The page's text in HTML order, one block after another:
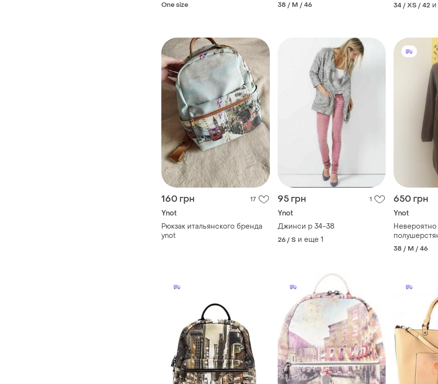
One size 38 / M / 46 34 / XS / 42
160 грн 17
Ynot
Рюкзак итальянского бренда
ynot
95 грн 1
Ynot
Джинси р 34-38
26 / S и еще 1
650 грн
Ynot
брендовый
38 / M / 46